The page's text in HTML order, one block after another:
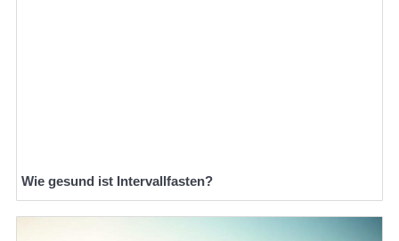
Wie gesund ist Intervallfasten?